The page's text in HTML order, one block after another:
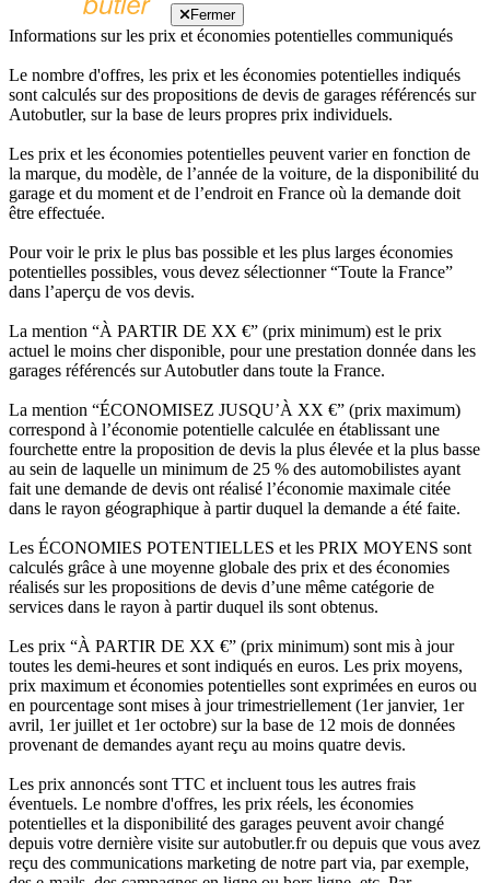
Fermer
Informations sur les prix et économies potentielles communiqués
Le nombre d'offres, les prix et les économies potentielles indiqués
sont calculés sur des propositions de devis de garages référencés sur
Autobutler, sur la base de leurs propres prix individuels.
Les prix et les économies potentielles peuvent varier en fonction de
la marque, du modèle, de l’année de la voiture, de la disponibilité du
garage et du moment et de l’endroit en France où la demande doit
être effectuée.
Pour voir le prix le plus bas possible et les plus larges économies
potentielles possibles, vous devez sélectionner “Toute la France”
dans l’aperçu de vos devis.
La mention “À PARTIR DE XX €” (prix minimum) est le prix
actuel le moins cher disponible, pour une prestation donnée dans les
garages référencés sur Autobutler dans toute la France.
La mention “ÉCONOMISEZ JUSQU’À XX €” (prix maximum)
correspond à l’économie potentielle calculée en établissant une
fourchette entre la proposition de devis la plus élevée et la plus basse
au sein de laquelle un minimum de 25 % des automobilistes ayant
fait une demande de devis ont réalisé l’économie maximale citée
dans le rayon géographique à partir duquel la demande a été faite.
Les ÉCONOMIES POTENTIELLES et les PRIX MOYENS sont
calculés grâce à une moyenne globale des prix et des économies
réalisés sur les propositions de devis d’une même catégorie de
services dans le rayon à partir duquel ils sont obtenus.
Les prix “À PARTIR DE XX €” (prix minimum) sont mis à jour
toutes les demi-heures et sont indiqués en euros. Les prix moyens,
prix maximum et économies potentielles sont exprimées en euros ou
en pourcentage sont mises à jour trimestriellement (1er janvier, 1er
avril, 1er juillet et 1er octobre) sur la base de 12 mois de données
provenant de demandes ayant reçu au moins quatre devis.
Les prix annoncés sont TTC et incluent tous les autres frais
éventuels. Le nombre d'offres, les prix réels, les économies
potentielles et la disponibilité des garages peuvent avoir changé
depuis votre dernière visite sur autobutler.fr ou depuis que vous avez
reçu des communications marketing de notre part via, par exemple,